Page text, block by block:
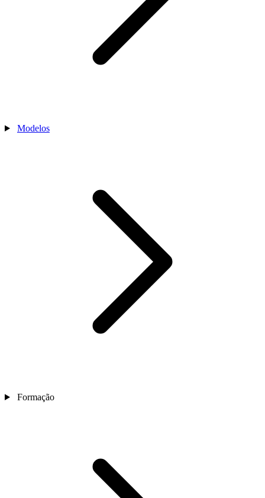
Modelos
Formação